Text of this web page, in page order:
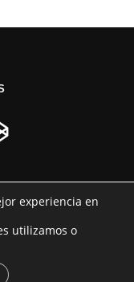
experiencia en
utilizamos o